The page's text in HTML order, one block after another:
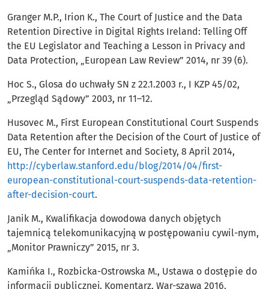
Granger M.P., Irion K., The Court of Justice and the Data
Retention Directive in Digital Rights Ireland: Telling Off
the EU Legislator and Teaching a Lesson in Privacy and
Data Protection, „European Law Review” 2014, nr 39 (6).
Hoc S., Glosa do uchwały SN z 22.1.2003 r., I KZP 45/02,
„Przegląd Sądowy” 2003, nr 11–12.
Husovec M., First European Constitutional Court Suspends
Data Retention after the Decision of the Court of Justice of
EU, The Center for Internet and Society, 8 April 2014,
http://cyberlaw.stanford.edu/blog/2014/04/first-
european-constitutional-court-suspends-data-retention-
after-decision-court.
Janik M., Kwalifikacja dowodowa danych objętych
tajemnicą telekomunikacyjną w postępowaniu cywil-nym,
„Monitor Prawniczy” 2015, nr 3.
Kamińka I., Rozbicka-Ostrowska M., Ustawa o dostępie do
informacji publicznej. Komentarz, War-szawa 2016.